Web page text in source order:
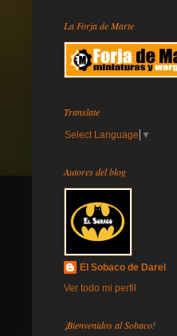
La Forja de Marte
Translate
Select Language ▼
Autores del blog
El Sobaco de Darel
Ver todo mi perfil
¡Bienvenidos al Sobaco!